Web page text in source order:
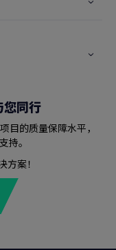
您同行
目的质量保障水平，
持。
方案！